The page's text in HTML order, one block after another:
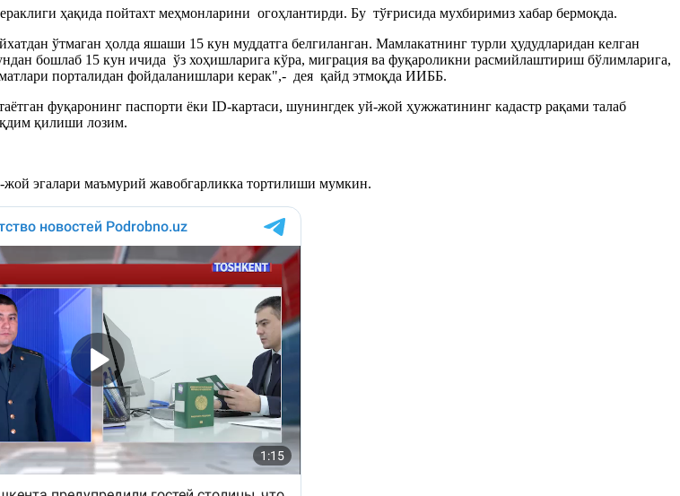
ҳақида пойтахт меҳмонларини огоҳлантирди. Бу тўғрисида мухбиримиз хабар бермоқда.
ўтмаган ҳолда яшаши 15 кун муддатга белгиланган. Мамлакатнинг турли ҳудудларидан келган
бошлаб 15 кун ичида ўз хоҳишларига кўра, миграция ва фуқароликни расмийлаштириш бўлимларига,
порталидан фойдаланишлари керак",- дея қайд этмоқда ИИББ.
фуқаронинг паспорти ёки ID-картаси, шунингдек уй-жой ҳужжатининг кадастр рақами талаб
қилиши лозим.
жой эгалари маъмурий жавобгарликка тортилиши мумкин.